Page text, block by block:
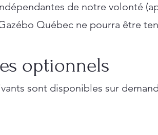
de notre volonté
Québec ne pourra être
optionnels
sont disponibles sur